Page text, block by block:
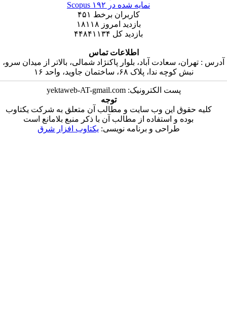
نمایه شده در Scopus۱۹۲
کاربران برخط۴۵۱
بازدید امروز۱۸۱۱۸
۴۴۸۴۱۱۳۴
اطلاعات تماس
سعادت آباد، بلوار پاکنژاد شمالی، بالاتر از میدان سرو،
کوچه ندا، پلاک ۶۸، ساختمان جاوید، واحد ۱۶
پست الکترونیک: yektaweb-AT-gmail.com
این وب سایت و مطالب آن متعلق به شرکت یکتاوب
و استفاده از مطالب آن با ذکر منبع بلامانع است
طراحی و برنامه نویسی:یکتاوب افزار شرق